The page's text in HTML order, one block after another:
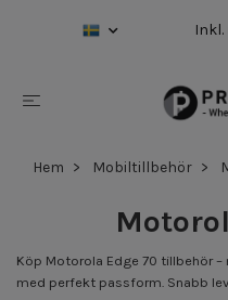
Hem Mobiltillbehör
Köp Motorola Edge 70 tillbehör
med perfekt passform. Snabb